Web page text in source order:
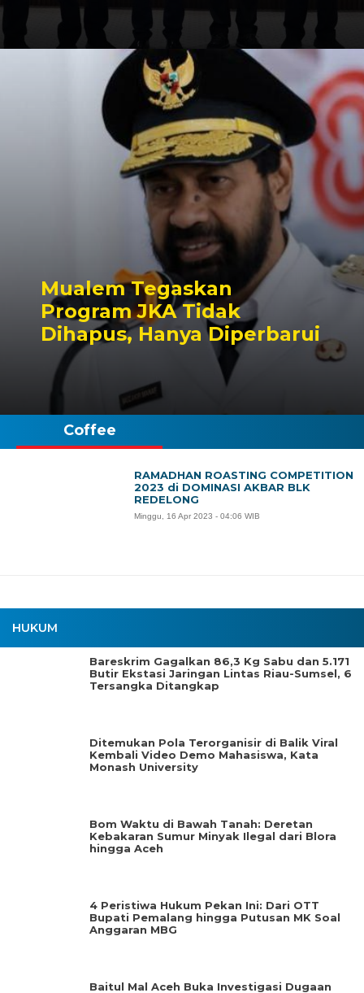
Mualem Tegaskan
Program JKA Tidak
Dihapus, Hanya Diperbarui
HUKUM
Bareskrim Gagalkan 86,3 Kg Sabu dan 5.171
Butir Ekstasi Jaringan Lintas Riau-Sumsel, 6
Tersangka Ditangkap
Ditemukan Pola Terorganisir di Balik Viral
Kembali Video Demo Mahasiswa, Kata
Monash University
Bom Waktu di Bawah Tanah: Deretan
Kebakaran Sumur Minyak Ilegal dari Blora
hingga Aceh
4 Peristiwa Hukum Pekan Ini: Dari OTT
Bupati Pemalang hingga Putusan MK Soal
Anggaran MBG
Baitul Mal Aceh Buka Investigasi Dugaan
Coffee
RAMADHAN ROASTING COMPETITION
2023 di DOMINASI AKBAR BLK
REDELONG
Minggu, 16 Apr 2023 - 04:06 WIB